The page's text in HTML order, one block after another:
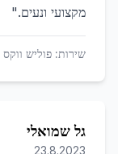
מקצועי ונעים."
שירות: פוליש
גל שמואלי
23.8.2023